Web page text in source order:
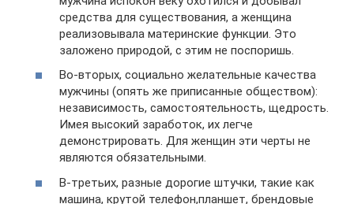
средства для существования, а женщина
реализовывала материнские функции. Это
заложено природой, с этим не поспоришь.
Во-вторых, социально желательные качества
мужчины (опять же приписанные обществом):
независимость, самостоятельность, щедрость.
Имея высокий заработок, их легче
демонстрировать. Для женщин эти черты не
являются обязательными.
В-третьих, разные дорогие штучки, такие как
машина, крутой телефон,планшет, брендовые